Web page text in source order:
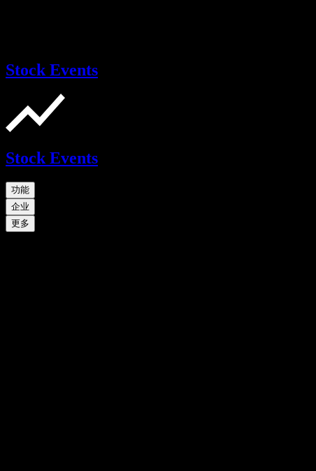
Stock Events
Stock Events
功能
企业
更多